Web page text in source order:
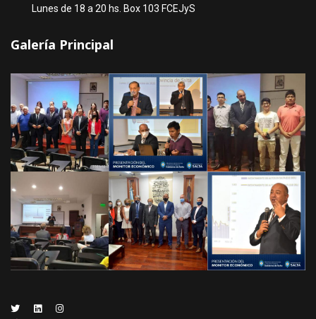
Lunes de 18 a 20 hs. Box 103 FCEJyS
Galería Principal